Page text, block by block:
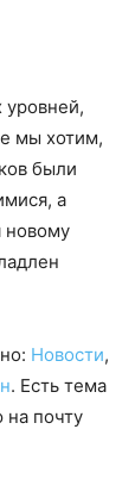
уровней,
мы хотим,
были
а
новому
Новости,
. Есть тема
почту